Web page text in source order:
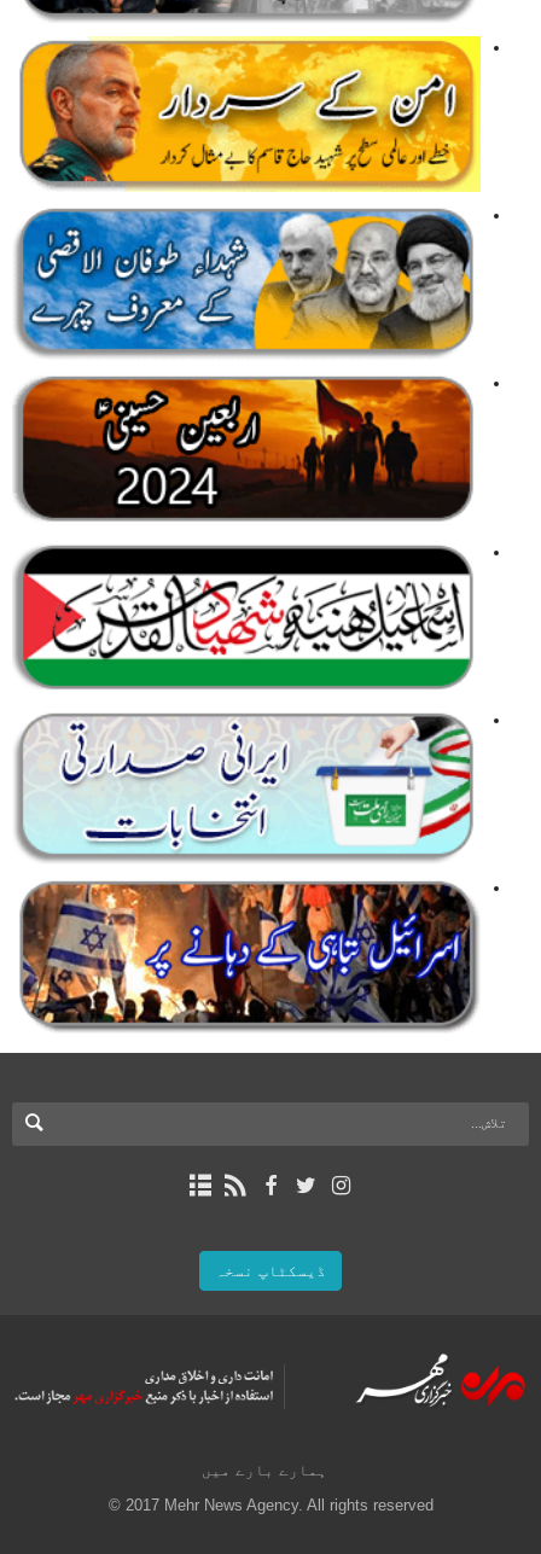
ڈیسکٹاپ نسخہ
ہمارے بارے میں
© 2017 Mehr News Agency. All rights reserved